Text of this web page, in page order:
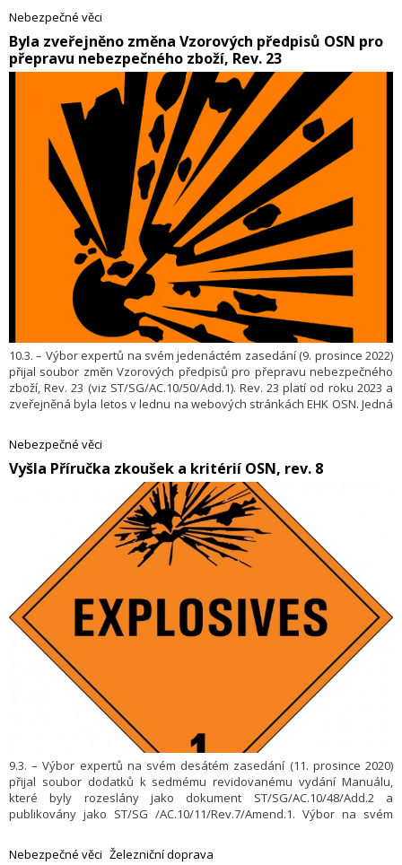
Nebezpečné věci
​Byla zveřejněno změna Vzorových předpisů OSN pro
přepravu nebezpečného zboží, Rev. 23
10.3. – Výbor expertů na svém jedenáctém zasedání (9. prosince 2022)
přijal soubor změn Vzorových předpisů pro přepravu nebezpečného
zboží, Rev. 23 (viz ST/SG/AC.10/50/Ad­d.1). Rev. 23 platí od roku 2023 a
zveřejněná byla letos v lednu na webových stránkách EHK OSN. Jedná
závazné.
Nebezpečné věci
​Vyšla Příručka zkoušek a kritérií OSN, rev. 8
9.3. – Výbor expertů na svém desátém zasedání (11. prosince 2020)
přijal soubor dodatků k sedmému revidovanému vydání Manuálu,
které byly rozeslány jako dokument ST/SG/AC.10/48/Ad­d.2 a
publikovány jako ST/SG /AC.10/11/Rev­.7/Amend.1. Vý­bor na svém
k sedmému revidovanému vydání Příručky, které byly rozeslány jako
Nebezpečné věci Železniční doprava